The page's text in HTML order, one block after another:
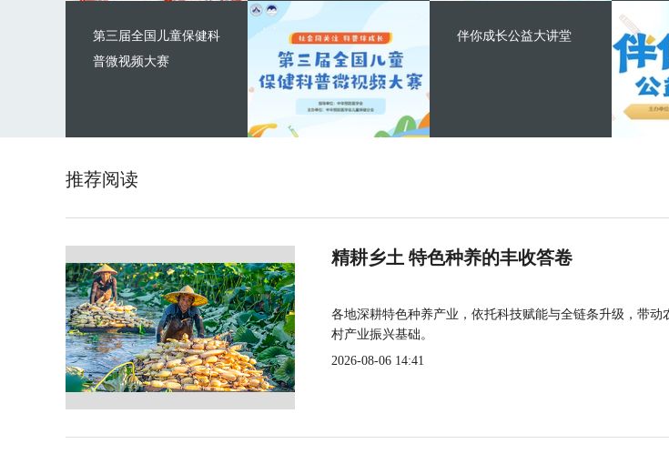
第三届全国儿童保健科
普微视频大赛
伴你成长公益大讲堂
推荐阅读
精耕乡土 特色种养的丰收答卷
各地深耕特色种养产业，依托科技赋能与全链条升级，带动
村产业振兴基础。
2026-08-06 14:41